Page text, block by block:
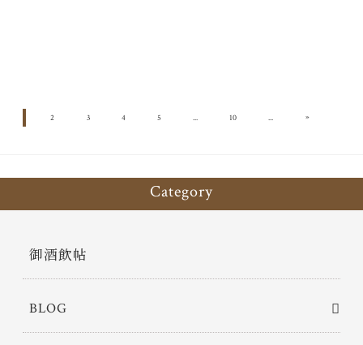
2 3 4 5 ... 10 ... »
Category
御酒飲帖
BLOG